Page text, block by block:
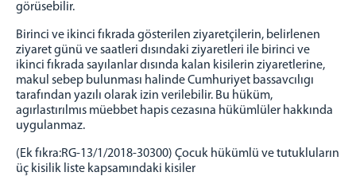
görüsebilir.
Birinci ve ikinci fıkrada gösterilen ziyaretçilerin, belirlenen
ziyaret günü ve saatleri dısındaki ziyaretleri ile birinci ve
ikinci fıkrada sayılanlar dısında kalan kisilerin ziyaretlerine,
makul sebep bulunması halindeCumhuriyet bassavcılıgı
tarafından yazılı olarak izin verilebilir. Bu hüküm,
agırlastırılmıs müebbet hapiscezasına hükümlüler hakkında
uygulanmaz.
(Ek fıkra:RG-13/1/2018-30300) Çocuk hükümlü ve tutukluların
üç kisilik liste kapsamındaki kisiler